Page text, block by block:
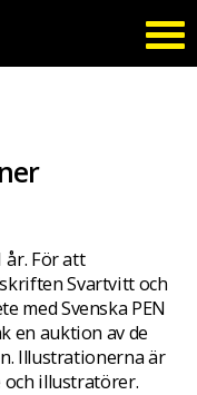
år. För att
Svartvitt och
med Svenska PEN
en auktion av de
Illustrationerna är
och illustratörer.